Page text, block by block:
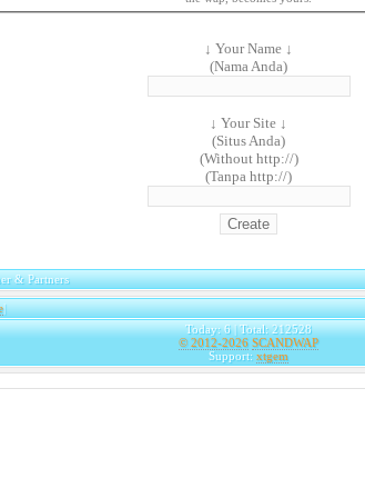
↓ Your Name ↓
(Nama Anda)
↓ Your Site ↓
(Situs Anda)
(Without http://)
(Tanpa http://)
& Partners
|
Today: 6 | Total: 212528
© 2012-2026 SCANDWAP
Support: xtgem